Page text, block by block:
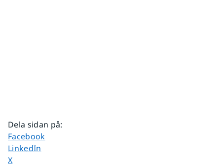
Dela sidan på:
Dela sidan på
Facebook
Dela sidan på
LinkedIn
Dela sidan på
X